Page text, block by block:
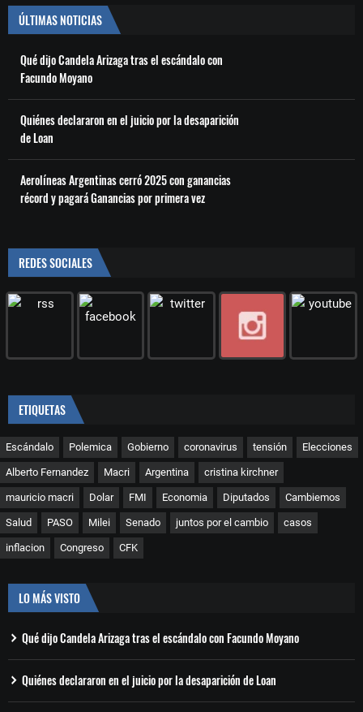
ÚLTIMAS NOTICIAS
Qué dijo Candela Arizaga tras el escándalo con
Facundo Moyano
Quiénes declararon en el juicio por la desaparición
de Loan
Aerolíneas Argentinas cerró 2025 con ganancias
récord y pagará Ganancias por primera vez
REDES SOCIALES
ETIQUETAS
Escándalo Polemica Gobierno coronavirus tensión Elecciones
Alberto Fernandez Macri Argentina cristina kirchner
mauricio macri Dolar FMI Economia Diputados Cambiemos
Salud PASO Milei Senado juntos por el cambio casos
inflacion Congreso CFK
LO MÁS VISTO
Qué dijo Candela Arizaga tras el escándalo con Facundo Moyano
Quiénes declararon en el juicio por la desaparición de Loan